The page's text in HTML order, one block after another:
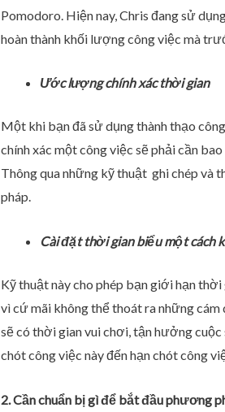
Pomodoro. Hiện nay, Chris đang sử
hoàn thành khối lượng công việc mà
Ước lượng chính xác thời gian
Một khi bạn đã sử dụng thành thạo
chính xác một công việc sẽ phải cần
Thông qua những kỹ thuật ghi chép và
pháp.
Cài đặt thời gian biểu một cách
Kỹ thuật này cho phép bạn giới hạn
vì cứ mãi không thể thoát ra những
sẽ có thời gian vui chơi, tận hưởng
chót công việc này đến hạn chót công
2. Cần chuẩn bị gì để bắt đầu phương